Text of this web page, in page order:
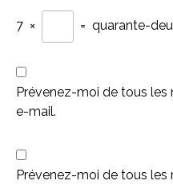
7 × = quarante-
Prévenez-moi de tous
e-mail.
Prévenez-moi de tous les